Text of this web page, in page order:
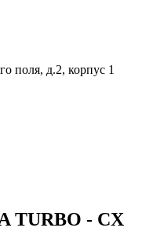
поля, д.2, корпус 1
TURBO - CX